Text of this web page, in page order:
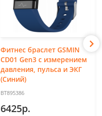
Фитнес браслет GSMIN
CD01 Gen3 с измерением
давления, пульса и ЭКГ
(Синий)
BT895386
6425р.